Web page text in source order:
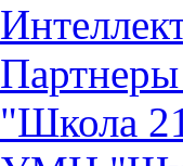
"Школа